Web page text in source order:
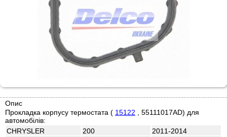
Опис
Прокладка корпусу термостата ( 15122 , 55111017AD) для
автомобілів:
CHRYSLER
200
2011-2014